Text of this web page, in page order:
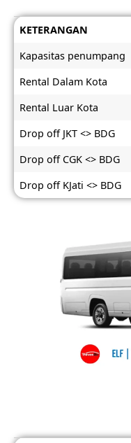
KETERANGAN
Kapasitas penumpang
Rental Dalam Kota
Rental Luar Kota
Drop off JKT <> BDG
Drop off CGK <> BDG
Drop off KJati <> BDG